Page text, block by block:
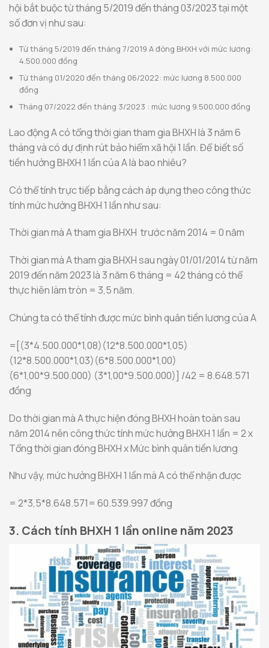
hội bắt buộc từ tháng 5/2019 đến tháng 03/2023 tại một
số đơn vị như sau:
Từ tháng 5/2019 đến tháng 7/2019 A đóng BHXH với mức lương:
4.500.000 đồng
Từ tháng 01/2020 đến tháng 06/2022: mức lương 8.500.000
đồng
Tháng 07/2022 đến tháng 3/2023 : mức lương 9.500.000 đồng
Lao động A có tổng thời gian tham gia BHXH là 3 năm 6
tháng và có dự định rút bảo hiểm xã hội 1 lần. Để biết số
tiền hưởng BHXH 1 lần của A là bao nhiêu?
Có thể tính trực tiếp bằng cách áp dụng theo công thức
tính mức hưởng BHXH 1 lần như sau:
Thời gian mà A tham gia BHXH trước năm 2014 = 0 năm
Thời gian mà A tham gia BHXH sau ngày 01/01/2014 từ năm
2019 đến năm 2023 là 3 năm 6 tháng = 42 tháng có thể
thực hiên làm tròn = 3,5 năm.
Chúng ta có thể tính được mức bình quân tiền lương của A
=[(3*4.500.000*1,08)(12*8.500.000*1,05)
(12*8.500.000*1,03)(6*8.500.000*1,00)
(6*1,00*9.500.000) (3*1,00*9.500.000)] /42 = 8.648.571
đồng
Do thời gian mà A thực hiện đóng BHXH hoàn toàn sau
năm 2014 nên công thức tính mức hưởng BHXH 1 lần = 2 x
Tổng thời gian đóng BHXH x Mức bình quân tiền lương
Như vậy, mức hưởng BHXH 1 lần mà A có thể nhận được
= 2*3,5*8.648.571= 60.539.997 đồng
3. Cách tính BHXH 1 lần online năm 2023